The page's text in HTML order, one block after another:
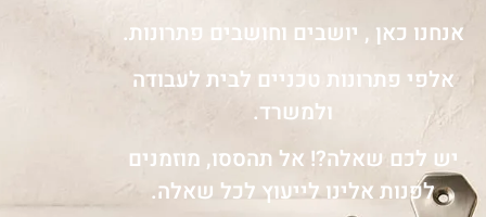
אנחנו כאן , יושבים וחושבים פתרונות.
אלפי פתרונות טכניים לבית לעבודה
ולמשרד.
יש לכם שאלה?! אל תהססו, מוזמנים
לפנות אלינו לייעוץ לכל שאלה.